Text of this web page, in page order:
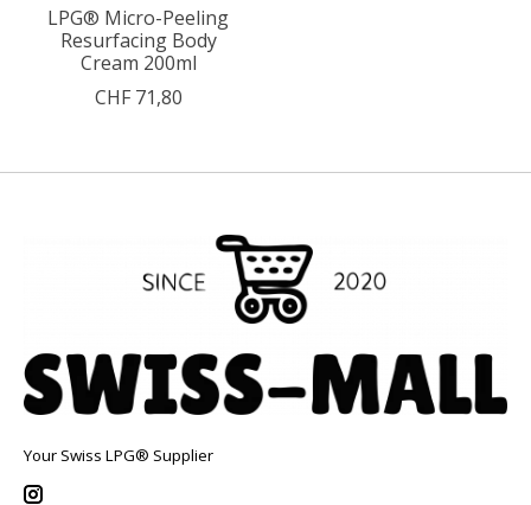
LPG® Micro-Peeling
Resurfacing Body
Cream 200ml
CHF 71,80
Your Swiss LPG® Supplier